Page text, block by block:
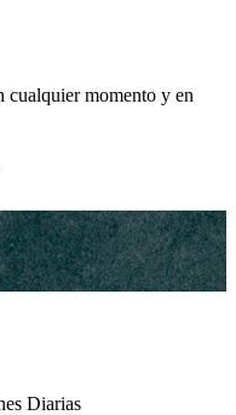
cualquier momento y en
Diarias